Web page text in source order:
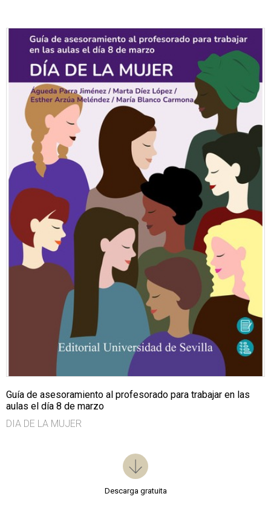
Guía de asesoramiento al profesorado para trabajar en las
aulas el día 8 de marzo
DIA DE LA MUJER
Descarga gratuita